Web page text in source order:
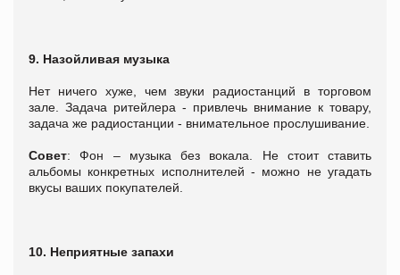
9. Назойливая музыка
Нет ничего хуже, чем звуки радиостанций в торговом
зале. Задача ритейлера - привлечь внимание к товару,
задача же радиостанции - внимательное прослушивание.
Совет: Фон – музыка без вокала. Не стоит ставить
альбомы конкретных исполнителей - можно не угадать
вкусы ваших покупателей.
10. Неприятные запахи